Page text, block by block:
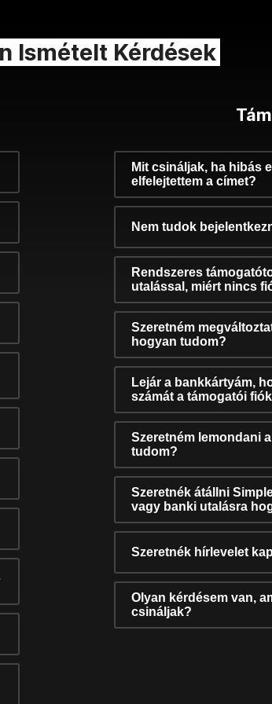
Ismételt Kérdések
Mit csináljak, ha hibás
elfelejtettem a címet?
Nem tudok
Rendszeres
utalással, miért nincs
Szeretném
hogyan tudom?
Lejár a bankkártyám,
számát a támogatói
Szeretném lemondani
tudom?
Szeretnék átállni
vagy banki utalásra
Szeretnék hírlevelet
Olyan kérdésem van,
csináljak?